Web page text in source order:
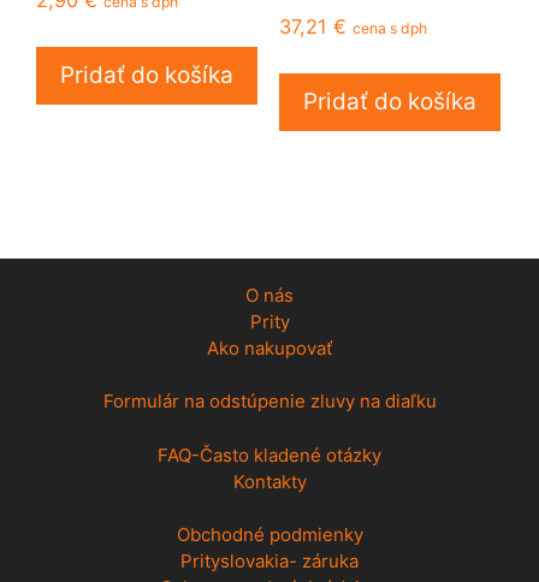
Pridať do košíka
37,21 € cena s dph
Pridať do košíka
O nás
Prity
Ako nakupovať
Formulár na odstúpenie zluvy na diaľku
FAQ-Často kladené otázky
Kontakty
Obchodné podmienky
Prityslovakia- záruka